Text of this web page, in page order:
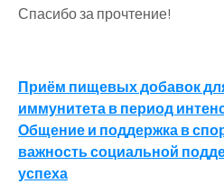
Спасибо за прочтение!
Навигация
по
записям
Приём пищевых добавок
иммунитета в период
Общение и поддержка в
важность социальной
успеха